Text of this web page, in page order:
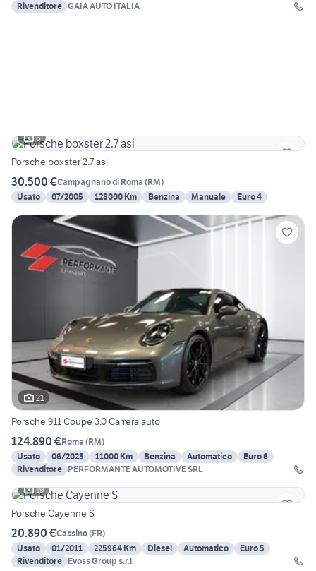
Rivenditore GAIA AUTO ITALIA
6
Porsche boxster 2.7 asi
30.500 €Campagnano di Roma (RM)
Usato
07/2005 128000 Km Benzina Manuale Euro 4
21
Porsche 911 Coupe 3.0 Carrera auto
124.890 €Roma (RM)
Usato
06/2023 11000 Km Benzina Automatico
Euro 6
Rivenditore PERFORMANTE AUTOMOTIVE SRL
19
Porsche Cayenne S
20.890 €Cassino(FR)
Usato
01/2011 225964 Km Diesel Automatico
Euro 5
Rivenditore Evoss Group s.r.l.